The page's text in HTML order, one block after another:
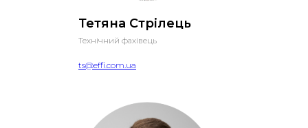
Тетяна Стрілець
Технічний фахівець
ts@effi.com.ua